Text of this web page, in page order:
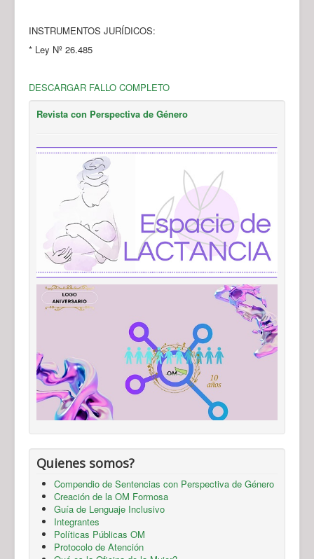
INSTRUMENTOS JURÍDICOS:
* Ley Nº 26.485
DESCARGAR FALLO COMPLETO
Revista con Perspectiva de Género
Quienes somos?
Compendio de Sentencias con Perspectiva de Género
Creación de la OM Formosa
Guía de Lenguaje Inclusivo
Integrantes
Políticas Públicas OM
Protocolo de Atención